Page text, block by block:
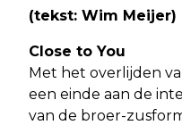
(tekst: Wim Meijer)
Close to You
Met het overlijden
een einde aan de
van de broer-